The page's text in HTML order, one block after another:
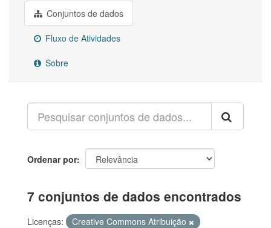
Conjuntos de dados
Fluxo de Atividades
Sobre
Ordenar por
7 conjuntos de dados encontrados
Licenças:
Creative Commons Atribuição